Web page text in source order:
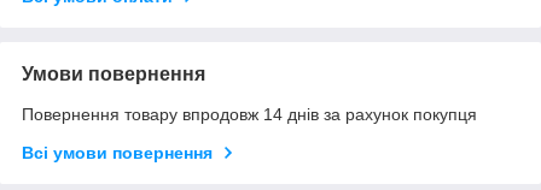
Умови повернення
Повернення товару впродовж 14 днів за рахунок покупця
Всі умови повернення